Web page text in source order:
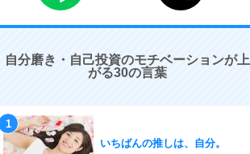
自分磨き・自己投資のモチベーションが上
がる30の言葉
いちばんの推しは、自分。